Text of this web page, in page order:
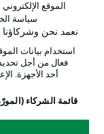
© 2026 Bundesliga-Gruppe GmbH
الموقع
سياسة
نعمد نحن وشركاؤنا
استخدام بيانات
فعال من أجل
أحد الأجهزة.
قائمة الشركاء